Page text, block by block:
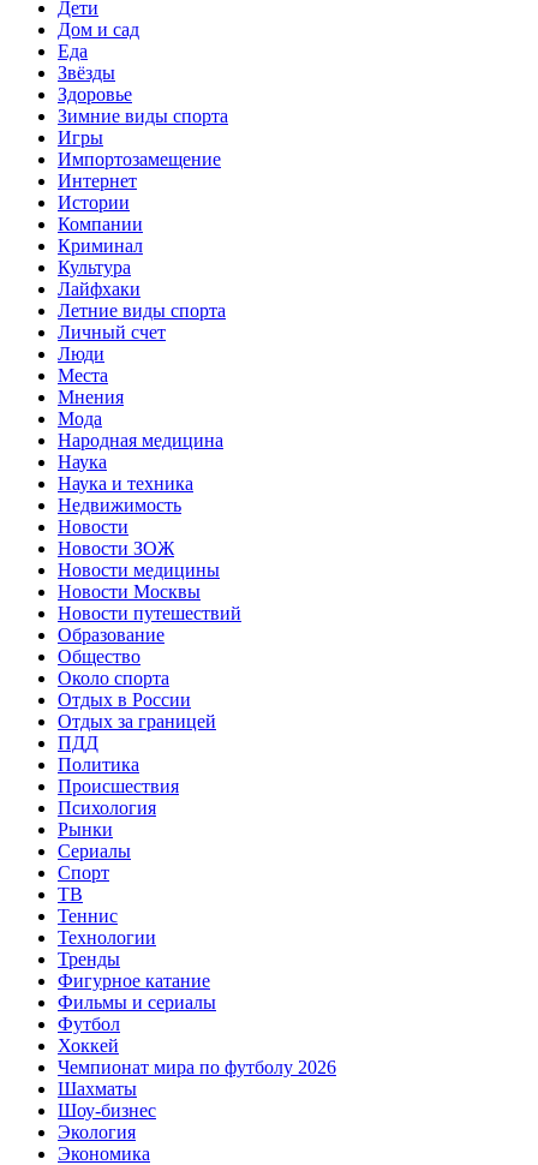
Дети
Дом и сад
Еда
Звёзды
Здоровье
Зимние виды спорта
Игры
Импортозамещение
Интернет
Истории
Компании
Криминал
Культура
Лайфхаки
Летние виды спорта
Личный счет
Люди
Места
Мнения
Мода
Народная медицина
Наука
Наука и техника
Недвижимость
Новости
Новости ЗОЖ
Новости медицины
Новости Москвы
Новости путешествий
Образование
Общество
Около спорта
Отдых в России
Отдых за границей
ПДД
Политика
Происшествия
Психология
Рынки
Сериалы
Спорт
ТВ
Теннис
Технологии
Тренды
Фигурное катание
Фильмы и сериалы
Футбол
Хоккей
Чемпионат мира по футболу 2026
Шахматы
Шоу-бизнес
Экология
Экономика